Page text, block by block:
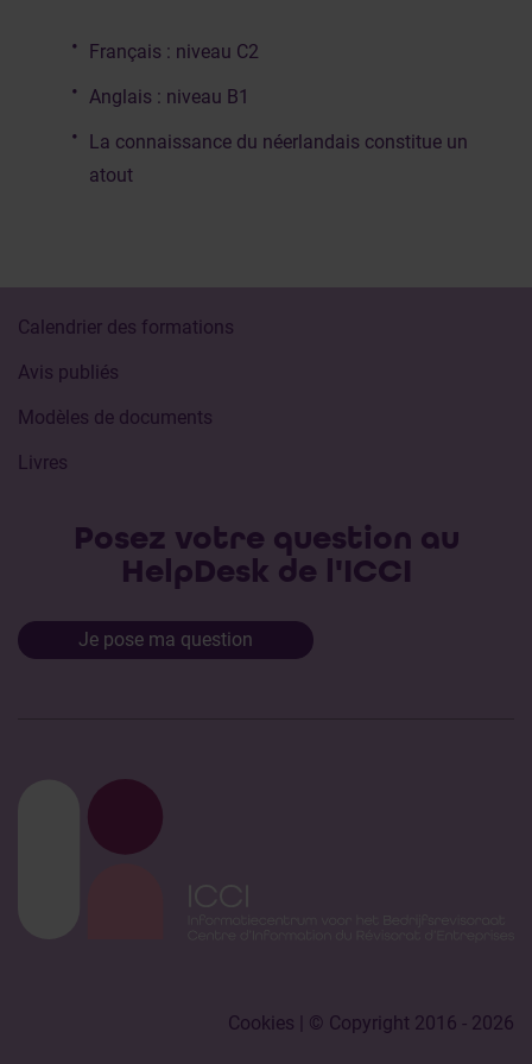
Français : niveau C2
Anglais : niveau B1
La connaissance du néerlandais constitue un
atout
Calendrier des formations
Avis publiés
Modèles de documents
Livres
Posez votre question au
HelpDesk de l'ICCI
Je pose ma question
Cookies | © Copyright 2016 - 2026